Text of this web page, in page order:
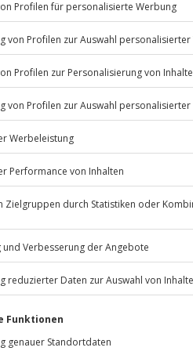
Terminen verfügbar
Absprache mit dem
Listenansicht
© OpenStreetMaps
Jochen SchweizerGmbH
81671 München
außer an bundesweiten